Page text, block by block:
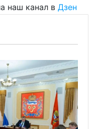
наш канал в Дзен